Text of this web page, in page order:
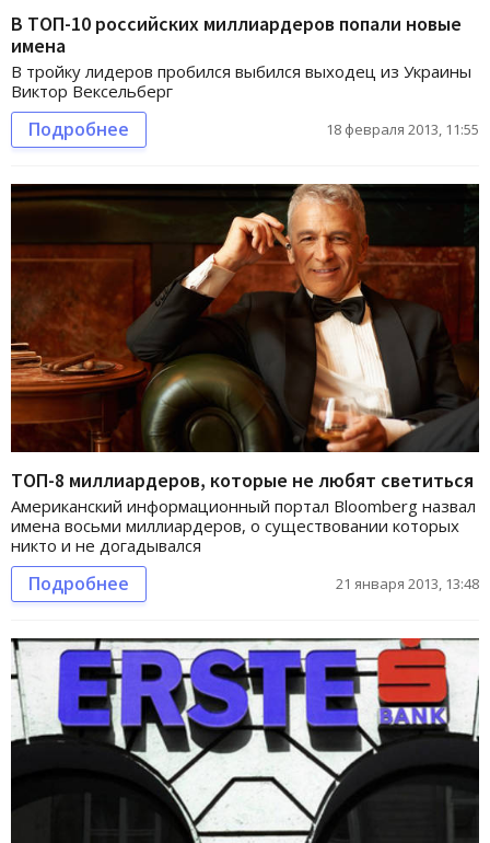
В ТОП-10 российских миллиардеров попали новые
имена
В тройку лидеров пробился выбился выходец из Украины
Виктор Вексельберг
Подробнее 18 февраля 2013, 11:55
ТОП-8 миллиардеров, которые не любят светиться
Американский информационный портал Bloomberg назвал
имена восьми миллиардеров, о существовании которых
никто и не догадывался
Подробнее 21 января 2013, 13:48